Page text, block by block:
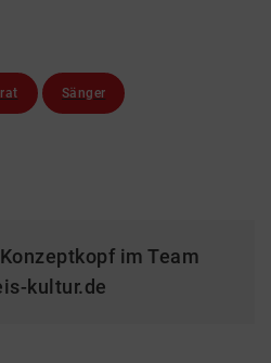
Sänger
im Team
kultur.de